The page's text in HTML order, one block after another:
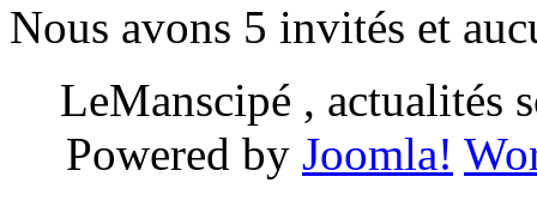
Nous avons 5 invités et
LeManscipé , actualités
Powered by Joomla!